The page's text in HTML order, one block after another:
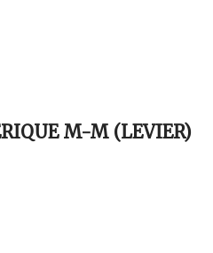
M-M (LEVIER)